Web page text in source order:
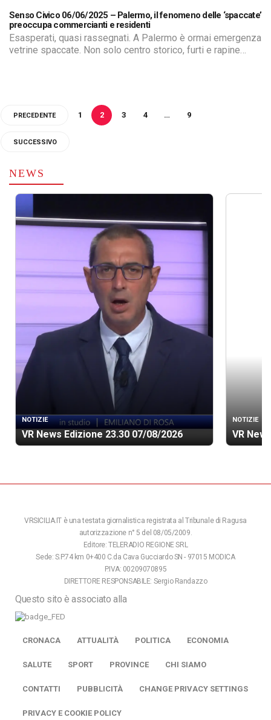
Senso Civico 06/06/2025 – Palermo, il fenomeno delle ‘spaccate’
preoccupa commercianti e residenti
Esasperati, quasi rassegnati. A Palermo è ormai emergenza
vetrine spaccate. Non solo centro storico, furti e rapine
PRECEDENTE 1 2 3 4 … 9
SUCCESSIVO
NEWS
NOTIZIE
VR News Edizione 23.30 07/08/2026
NOTIZIE
VR
VRSICILIA.IT è una testata giornalistica registrata al Tribunale di Ragusa
autorizzazione n° 5 del 08/05/2009.
Editore: TELERADIO REGIONE SRL
Sede: S.P.74 km 0+400 C.da Cava Gucciardo SN - 97015 MODICA
P.IVA: 00209070895
DIRETTORE RESPONSABILE: Sergio Randazzo
Questo sito è associato alla
CRONACA ATTUALITÀ POLITICA ECONOMIA
SALUTE SPORT PROVINCE CHI SIAMO
CONTATTI PUBBLICITÀ CHANGE PRIVACY SETTINGS
PRIVACY E COOKIE POLICY